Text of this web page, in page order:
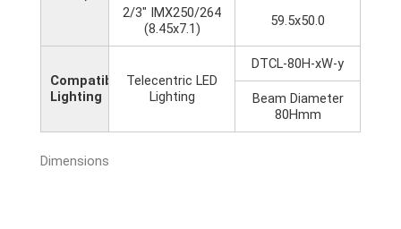
2/3" IMX250/264
(8.45x7.1)
59.5x50.0
Compatible
Lighting
Telecentric LED
Lighting
DTCL-80H-xW-y
Beam Diameter
80Hmm
Dimensions